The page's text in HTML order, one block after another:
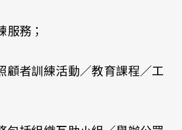
服務；
顧者訓練活動／教育課程／工